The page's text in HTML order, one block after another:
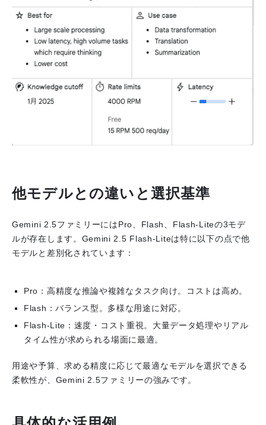
他モデルとの違いと選択基準
Gemini 2.5ファミリーにはPro、Flash、Flash-Liteの3モデ
ルが存在します。Gemini 2.5 Flash-Liteは特に以下の点で他
モデルと差別化されています：
Pro ：高精度な推論や複雑なタスク向け。コストは高め。
Flash ：バランス型。多様な用途に対応。
Flash-Lite ：速度・コスト重視。大量データ処理やリアル
タイム性が求められる場面に最適。
用途や予算、求める精度に応じて最適なモデルを選択できる
柔軟性が、Gemini 2.5ファミリーの強みです。